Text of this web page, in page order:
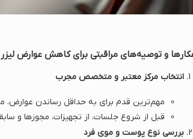
و توصیه‌های مراقبتی برای کاهش عوارض لیزر
انتخاب مرکز معتبر و متخصص مجرب
مهم‌ترین قدم برای به حداقل رساندن عوارض،
قبل از شروع جلسات، از تجهیزات، مجوزها و
بررسی نوع پوست و موی فرد